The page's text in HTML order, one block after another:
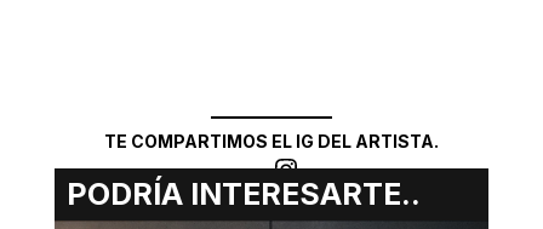
TE COMPARTIMOS EL IG DEL ARTISTA.
Instagram
PODRÍA INTERESARTE..